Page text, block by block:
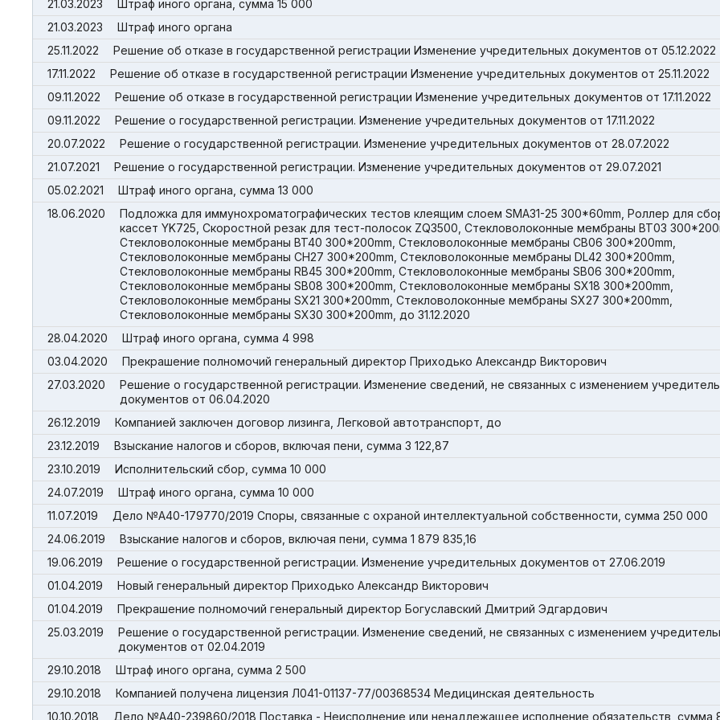
21.03.2023
Штраф иного органа, сумма 15 000
21.03.2023
Штраф иного органа
25.11.2022
Решение об отказе в государственной регистрации Изменение учредительных документов от 05.12.2022
17.11.2022
Решение об отказе в государственной регистрации Изменение учредительных документов от 25.11.2022
09.11.2022
Решение об отказе в государственной регистрации Изменение учредительных документов от 17.11.2022
09.11.2022
Решение о государственной регистрации. Изменение учредительных документов от 17.11.2022
20.07.2022
Решение о государственной регистрации. Изменение учредительных документов от 28.07.2022
21.07.2021
Решение о государственной регистрации. Изменение учредительных документов от 29.07.2021
05.02.2021
Штраф иного органа, сумма 13 000
18.06.2020
Подложка для иммунохроматографических тестов клеящим слоем SMA31-25 300*60mm, Роллер для
кассет YK725, Скоростной резак для тест-полосок ZQ3500, Стекловолоконные мембраны BT03
Стекловолоконные мембраны BT40 300*200mm, Стекловолоконные мембраны CB06 300*200mm,
Стекловолоконные мембраны CH27 300*200mm, Стекловолоконные мембраны DL42 300*200mm,
Стекловолоконные мембраны RB45 300*200mm, Стекловолоконные мембраны SB06 300*200mm,
Стекловолоконные мембраны SB08 300*200mm, Стекловолоконные мембраны SX18 300*200mm,
Стекловолоконные мембраны SX21 300*200mm, Стекловолоконные мембраны SX27 300*200mm,
Стекловолоконные мембраны SX30 300*200mm, до 31.12.2020
28.04.2020
Штраф иного органа, сумма 4 998
03.04.2020
Прекрашение полномочий генеральный директор Приходько Александр Викторович
27.03.2020
Решение о государственной регистрации. Изменение сведений, не связанных с изменением
документов от 06.04.2020
26.12.2019
Компанией заключен договор лизинга, Легковой автотранспорт, до
23.12.2019
Взыскание налогов и сборов, включая пени, сумма 3 122,87
23.10.2019
Исполнительский сбор, сумма 10 000
24.07.2019
Штраф иного органа, сумма 10 000
11.07.2019
Дело №А40-179770/2019 Споры, связанные с охраной интеллектуальной собственности, сумма 250 000
24.06.2019
Взыскание налогов и сборов, включая пени, сумма 1 879 835,16
19.06.2019
Решение о государственной регистрации. Изменение учредительных документов от 27.06.2019
01.04.2019
Новый генеральный директор Приходько Александр Викторович
01.04.2019
Прекрашение полномочий генеральный директор Богуславский Дмитрий Эдгардович
25.03.2019
Решение о государственной регистрации. Изменение сведений, не связанных с изменением
документов от 02.04.2019
29.10.2018
Штраф иного органа, сумма 2 500
29.10.2018
Компанией получена лицензия Л041-01137-77/00368534 Медицинская деятельность
10.10.2018
Дело №А40-239860/2018 Поставка - Неисполнение или ненадлежащее исполнение обязательств, сумма